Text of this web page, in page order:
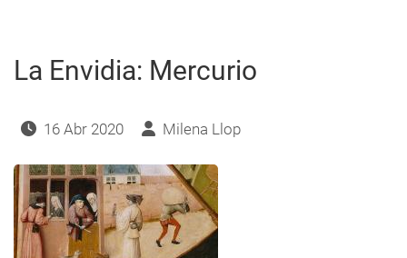
La Envidia: Mercurio
16 Abr 2020 Milena Llop